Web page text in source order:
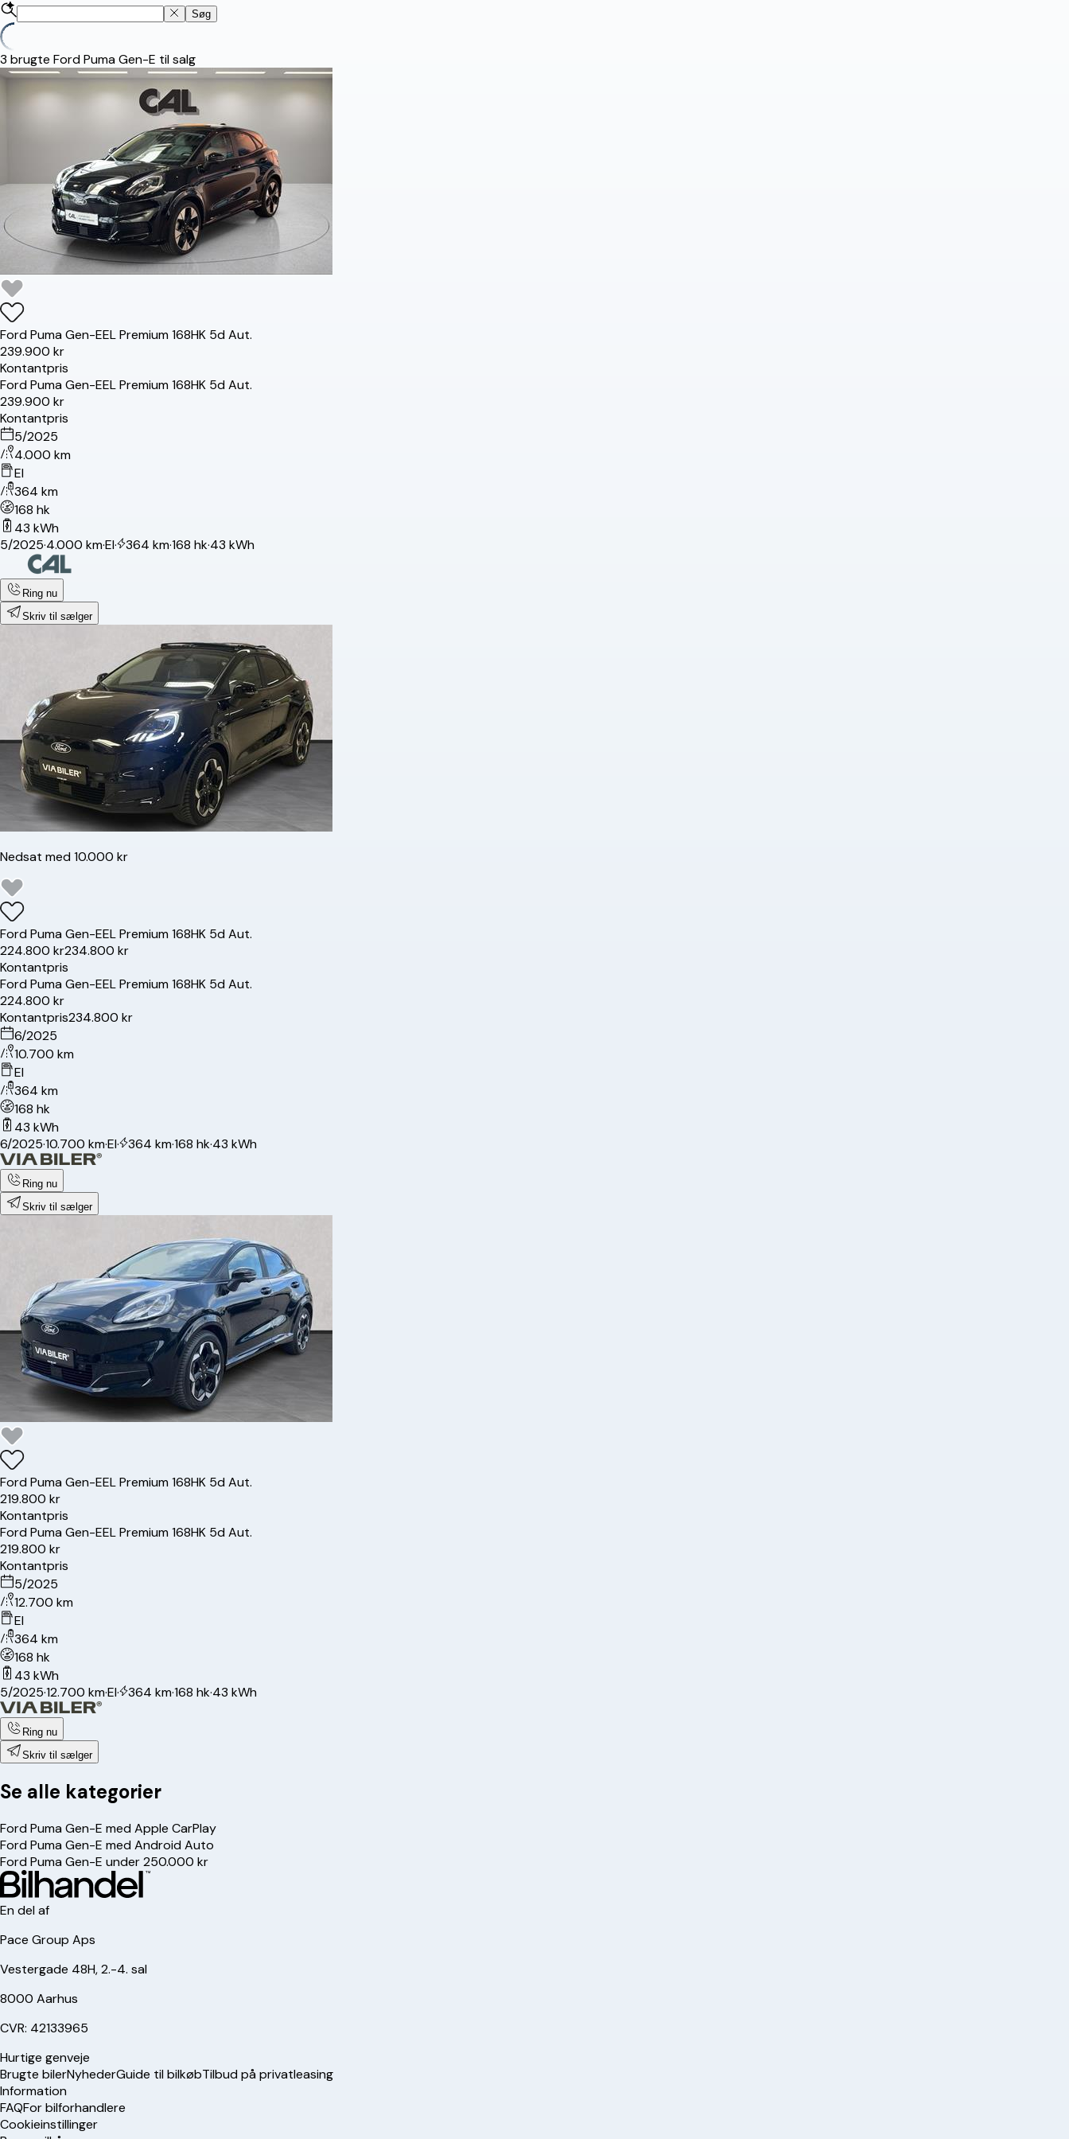
Søg
3 brugte Ford Puma Gen-E til salg
FordPuma Gen-EEL Premium 168HK 5d Aut.
239.900 kr
Kontantpris
FordPuma Gen-EEL Premium 168HK 5d Aut.
239.900 kr
Kontantpris
5/2025
4.000 km
El
364 km
168 hk
43 kWh
5/2025·4.000 km·El· 364 km·168 hk·43 kWh
Ring nu
Skriv til sælger
Nedsat med 10.000 kr
FordPuma Gen-EEL Premium 168HK 5d Aut.
224.800 kr234.800 kr
Kontantpris
FordPuma Gen-EEL Premium 168HK 5d Aut.
224.800 kr
Kontantpris234.800 kr
6/2025
10.700 km
El
364 km
168 hk
43 kWh
6/2025·10.700 km·El· 364 km·168 hk·43 kWh
Ring nu
Skriv til sælger
FordPuma Gen-EEL Premium 168HK 5d Aut.
219.800 kr
Kontantpris
FordPuma Gen-EEL Premium 168HK 5d Aut.
219.800 kr
Kontantpris
5/2025
12.700 km
El
364 km
168 hk
43 kWh
5/2025·12.700 km·El· 364 km·168 hk·43 kWh
Ring nu
Skriv til sælger
Se alle kategorier
Ford Puma Gen-E med Apple CarPlay
Ford Puma Gen-E med Android Auto
Ford Puma Gen-E under 250.000 kr
En del af
Pace Group Aps
Vestergade 48H, 2.-4. sal
8000 Aarhus
CVR: 42133965
Hurtige genveje
Brugte bilerNyhederGuide til bilkøbTilbud på privatleasing
Information
FAQFor bilforhandlere
Cookieinstillinger